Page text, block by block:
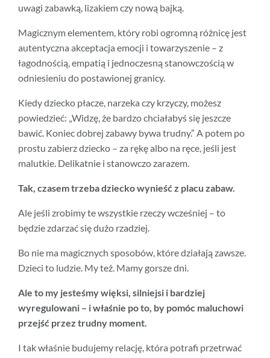
uwagi zabawką, lizakiem czy nową bajką.
Magicznym elementem, który robi ogromną różnicę jest
autentyczna akceptacja emocji i towarzyszenie – z
łagodnością, empatią i jednoczesną stanowczością w
odniesieniu do postawionej granicy.
Kiedy dziecko płacze, narzeka czy krzyczy, możesz
powiedzieć: „Widzę, że bardzo chciałabyś się jeszcze
bawić. Koniec dobrej zabawy bywa trudny.” A potem po
prostu zabierz dziecko – za rękę albo na ręce, jeśli jest
malutkie. Delikatnie i stanowczo zarazem.
Tak, czasem trzeba dziecko wynieść z placu zabaw.
Ale jeśli zrobimy te wszystkie rzeczy wcześniej – to
będzie zdarzać się dużo rzadziej.
Bo nie ma magicznych sposobów, które działają zawsze.
Dzieci to ludzie. My też. Mamy gorsze dni.
Ale to my jesteśmy więksi, silniejsi i bardziej
wyregulowani – i właśnie po to, by pomóc maluchowi
przejść przez trudny moment.
I tak właśnie budujemy relację, która potrafi przetrwać